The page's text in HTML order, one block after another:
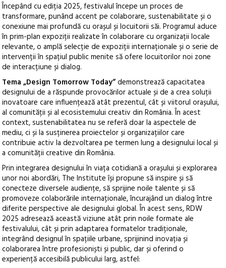
Începând cu ediția 2025, festivalul începe un proces de
transformare, punând accent pe colaborare, sustenabilitate și o
conexiune mai profundă cu orașul și locuitorii săi. Programul aduce
în prim-plan expoziții realizate în colaborare cu organizații locale
relevante, o amplă selecție de expoziții internaționale și o serie de
intervenții în spațiul public menite să ofere locuitorilor noi zone
de interacțiune și dialog.
Tema „Design Tomorrow Today”demonstrează capacitatea
designului de a răspunde provocărilor actuale și de a crea soluții
inovatoare care influențează atât prezentul, cât și viitorul orașului,
al comunității și al ecosistemului creativ din România. În acest
context, sustenabilitatea nu se referă doar la aspectele de
mediu, ci și la susținerea proiectelor și organizațiilor care
contribuie activ la dezvoltarea pe termen lung a designului local și
a comunității creative din România.
Prin integrarea designului în viața cotidiană a orașului și explorarea
unor noi abordări, The Institute își propune să inspire și să
conecteze diversele audiențe, să sprijine noile talente și să
promoveze colaborările internaționale, încurajând un dialog între
diferite perspective ale designului global. În acest sens, RDW
2025 adresează această viziune atât prin noile formate ale
festivalului, cât și prin adaptarea formatelor tradiționale,
integrând designul în spațiile urbane, sprijinind inovația și
colaborarea între profesioniști și public, dar și oferind o
experiență accesibilă publicului larg, astfel: